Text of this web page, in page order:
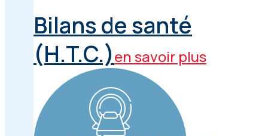
Bilans de santé
(H.T.C.)en savoir plus